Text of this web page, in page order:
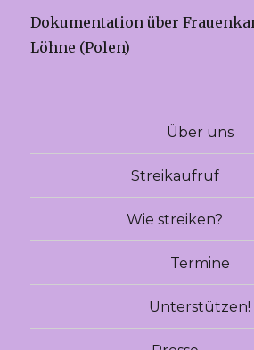
Dokumentation über
Löhne (Polen)
Über uns
Streikaufruf
Wie streiken?
Termine
Unterstützen!